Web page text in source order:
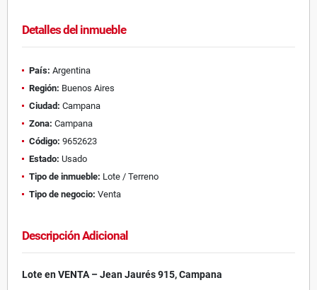
Detalles del inmueble
País: Argentina
Región: Buenos Aires
Ciudad: Campana
Zona: Campana
Código: 9652623
Estado: Usado
Tipo de inmueble: Lote / Terreno
Tipo de negocio: Venta
Descripción Adicional
Lote en VENTA – Jean Jaurés 915, Campana